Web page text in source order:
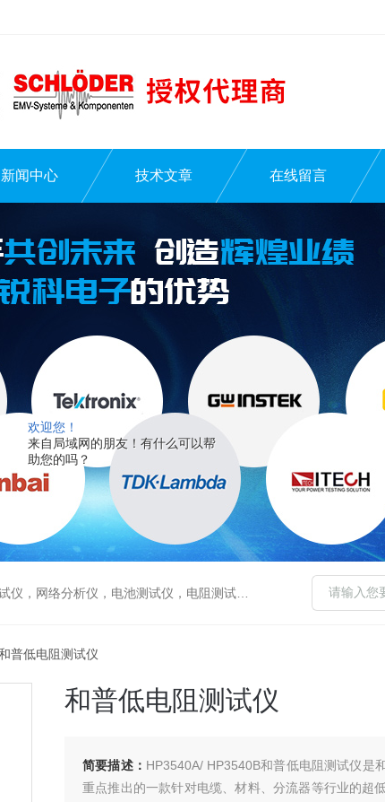
欢迎您！
来自局域网的朋友！有什么可以帮
助您的吗？
新闻中心 技术文章 在线留言
析仪，电池测试仪，电阻测试仪，数据采集仪
普低电阻测试仪
和普低电阻测试仪
简要描述： HP3540A/ HP3540B和普低电阻测试仪是
重点推出的一款针对电缆、材料、分流器等行业的超